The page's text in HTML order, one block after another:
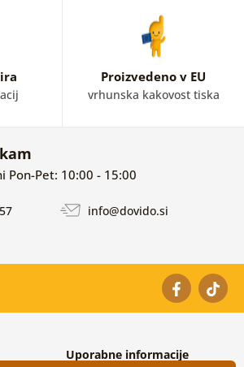
Proizvedeno v EU
vrhunska kakovost tiska
Pon-Pet: 10:00 - 15:00
info@dovido.si
Uporabne informacije